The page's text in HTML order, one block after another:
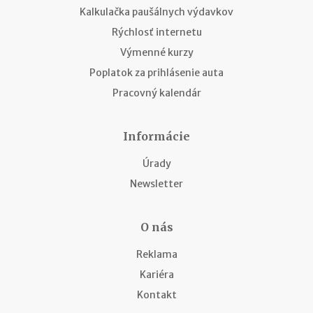
Kalkulačka paušálnych výdavkov
Rýchlosť internetu
Výmenné kurzy
Poplatok za prihlásenie auta
Pracovný kalendár
Informácie
Úrady
Newsletter
O nás
Reklama
Kariéra
Kontakt